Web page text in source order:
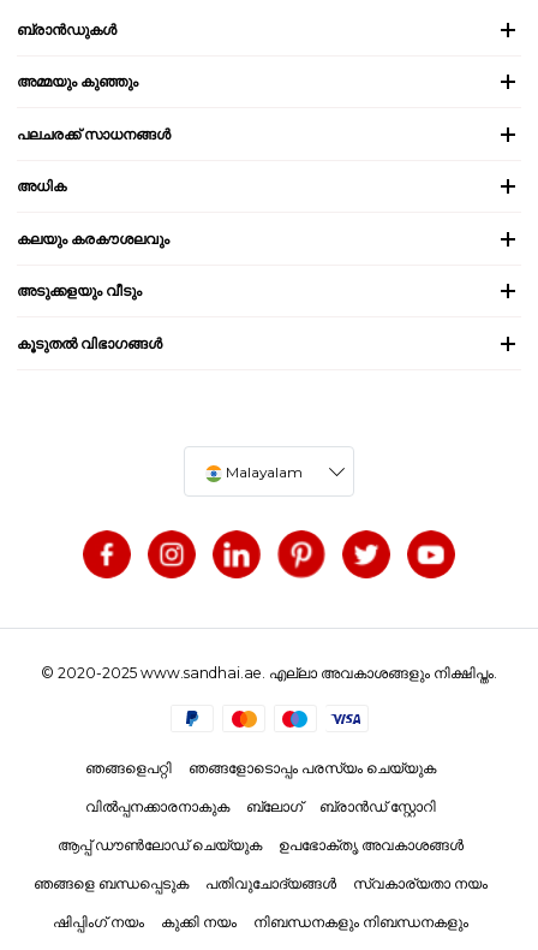
ബ്രാൻഡുകൾ
അമ്മയും കുഞ്ഞും
പലചരക്ക് സാധനങ്ങൾ
അധിക
കലയും കരകൗശലവും
അടുക്കളയും വീടും
കൂടുതൽ വിഭാഗങ്ങൾ
Malayalam
© 2020-2025 www.sandhai.ae. എല്ലാ അവകാശങ്ങളും നിക്ഷിപ്തം.
ഞങ്ങളെപറ്റി ഞങ്ങളോടൊപ്പം പരസ്യം ചെയ്യുക
വിൽപ്പനക്കാരനാകുക ബ്ലോഗ് ബ്രാൻഡ് സ്റ്റോറി
ആപ്പ് ഡൗൺലോഡ് ചെയ്യുക ഉപഭോക്തൃ അവകാശങ്ങൾ
ഞങ്ങളെ ബന്ധപ്പെടുക പതിവുചോദ്യങ്ങൾ സ്വകാര്യതാ നയം
ഷിപ്പിംഗ് നയം കുക്കി നയം നിബന്ധനകളും നിബന്ധനകളും